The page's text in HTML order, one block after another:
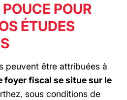
POUR
ÉTUDES
peuvent être attribuées à
fiscal se situe sur le
sous conditions de